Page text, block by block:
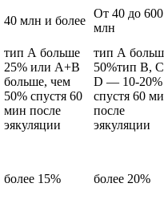
40 млн и более
От 40 до 600
млн
тип А больше
25% или А+В
больше, чем
50% спустя 60
мин после
эякуляции
тип А
50%тип В,
D — 10-20%
спустя 60
после
эякуляции
более 15% более 20%